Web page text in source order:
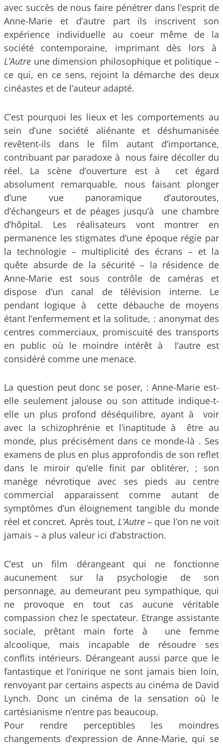
avec succès de nous faire pénétrer dans l’esprit de
Anne-Marie et d’autre part ils inscrivent son
expérience individuelle au coeur même de la
société contemporaine, imprimant dès lors à
L’Autre une dimension philosophique et politique –
ce qui, en ce sens, rejoint la démarche des deux
cinéastes et de l’auteur adapté.
C’est pourquoi les lieux et les comportements au
sein d’une société aliénante et déshumanisée
revêtent-ils dans le film autant d’importance,
contribuant par paradoxe à nous faire décoller du
réel. La scène d’ouverture est à cet égard
absolument remarquable, nous faisant plonger
d’une vue panoramique d’autoroutes,
d’échangeurs et de péages jusqu’à une chambre
d’hôpital. Les réalisateurs vont montrer en
permanence les stigmates d’une époque régie par
la technologie – multiplicité des écrans – et la
quête absurde de la sécurité – la résidence de
Anne-Marie est sous contrôle de caméras et
dispose d’un canal de télévision interne. Le
pendant logique à cette débauche de moyens
étant l’enfermement et la solitude, : anonymat des
centres commerciaux, promiscuité des transports
en public où le moindre intérêt à l’autre est
considéré comme une menace.
La question peut donc se poser, : Anne-Marie est-
elle seulement jalouse ou son attitude indique-t-
elle un plus profond déséquilibre, ayant à voir
avec la schizophrénie et l’inaptitude à être au
monde, plus précisément dans ce monde-là . Ses
examens de plus en plus approfondis de son reflet
dans le miroir qu’elle finit par oblitérer, ; son
manège névrotique avec ses pieds au centre
commercial apparaissent comme autant de
symptômes d’un éloignement tangible du monde
réel et concret. Après tout, L’Autre – que l’on ne voit
jamais – a plus valeur ici d’abstraction.
C’est un film dérangeant qui ne fonctionne
aucunement sur la psychologie de son
personnage, au demeurant peu sympathique, qui
ne provoque en tout cas aucune véritable
compassion chez le spectateur. Etrange assistante
sociale, prêtant main forte à une femme
alcoolique, mais incapable de résoudre ses
conflits intérieurs. Dérangeant aussi parce que le
fantastique et l’onirique ne sont jamais bien loin,
renvoyant par certains aspects au cinéma de David
Lynch. Donc un cinéma de la sensation où le
cartésianisme n’entre pas beaucoup.
Pour rendre perceptibles les moindres
changements d’expression de Anne-Marie, qui se